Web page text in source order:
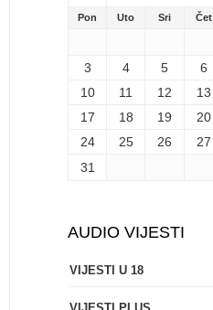
Pon Uto Sri Čet
3
4 5 6
10
11 12 13
17
18 19 20
24
25 26 27
31
AUDIO VIJESTI
VIJESTI U 18